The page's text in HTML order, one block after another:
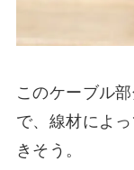
このケーブル
で、線材によ
きそう。